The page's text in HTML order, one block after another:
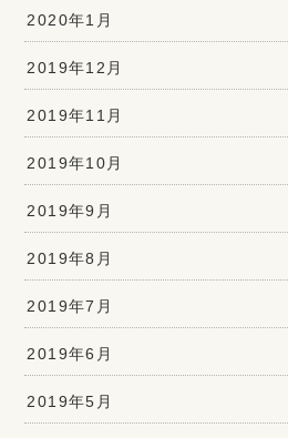
2020年1月
2019年12月
2019年11月
2019年10月
2019年9月
2019年8月
2019年7月
2019年6月
2019年5月